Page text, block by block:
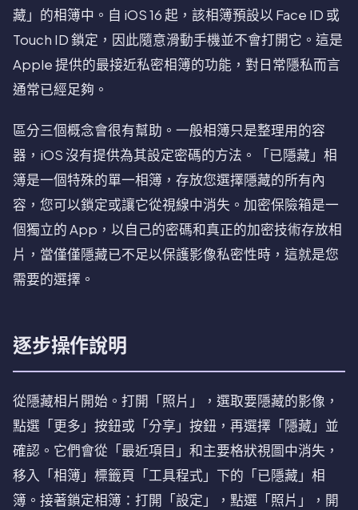
藏」的相簿中。自 iOS 16 起，該相簿預設以 Face ID 或
Touch ID 鎖定，因此隨意滑動手機並不會打開它。這是
Apple 提供的最接近私密相簿的功能，對日常隱私而言
通常已經足夠。
區分三個概念會很有幫助。一般相簿只是整理用的容
器，iOS 沒有提供為其設定密碼的方法。「已隱藏」相
簿是一個特殊的單一相簿，存放您選擇隱藏的所有內
容，您可以鎖定或讓它從視線中消失。加密保險箱是一
個獨立的 App，以自己的密碼和真正的加密技術存放相
片，當僅僅隱藏已不足以保護影像私密性時，這就是您
需要的選擇。
逐步操作說明
從隱藏相片開始。打開「照片」，選取要隱藏的影像，
點選「更多」按鈕或「分享」按鈕，再選擇「隱藏」並
確認。它們會從「最近項目」和主要格狀視圖中消失，
移入「相簿」標籤頁「工具程式」下的「已隱藏」相
簿。接著鎖定相簿：打開「設定」，點選「照片」，開